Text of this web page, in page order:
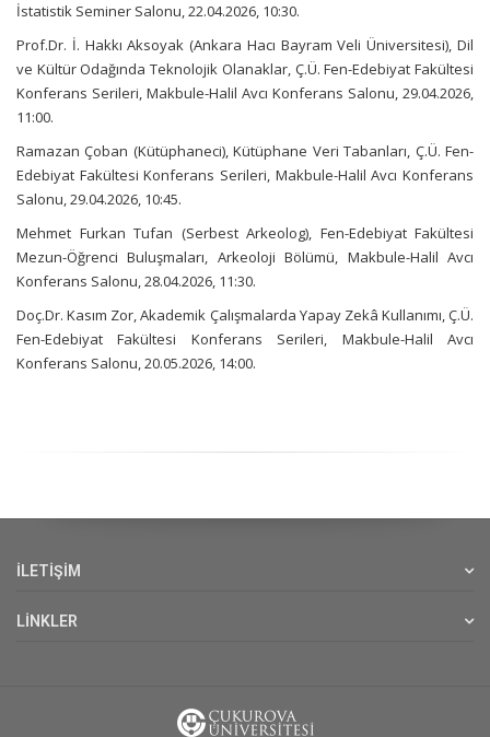
İstatistik Seminer Salonu, 22.04.2026, 10:30.
Prof.Dr. İ. Hakkı Aksoyak (Ankara Hacı Bayram Veli Üniversitesi), Dil
ve Kültür Odağında Teknolojik Olanaklar, Ç.Ü. Fen-Edebiyat Fakültesi
Konferans Serileri, Makbule-Halil Avcı Konferans Salonu, 29.04.2026,
11:00.
Ramazan Çoban (Kütüphaneci), Kütüphane Veri Tabanları, Ç.Ü. Fen-
Edebiyat Fakültesi Konferans Serileri, Makbule-Halil Avcı Konferans
Salonu, 29.04.2026, 10:45.
Mehmet Furkan Tufan (Serbest Arkeolog), Fen-Edebiyat Fakültesi
Mezun-Öğrenci Buluşmaları, Arkeoloji Bölümü, Makbule-Halil Avcı
Konferans Salonu, 28.04.2026, 11:30.
Doç.Dr. Kasım Zor, Akademik Çalışmalarda Yapay Zekâ Kullanımı, Ç.Ü.
Fen-Edebiyat Fakültesi Konferans Serileri, Makbule-Halil Avcı
Konferans Salonu, 20.05.2026, 14:00.
İLETİŞİM
LİNKLER